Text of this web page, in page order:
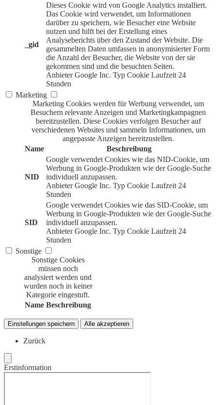
_gid
Dieses Cookie wird von Google Analytics installiert.
Das Cookie wird verwendet, um Informationen
darüber zu speichern, wie Besucher eine Website
nutzen und hilft bei der Erstellung eines
Analyseberichts über den Zustand der Website. Die
gesammelten Daten umfassen in anonymisierter Form
die Anzahl der Besucher, die Website von der sie
gekommen sind und die besuchten Seiten.
Anbieter Google Inc. Typ Cookie Laufzeit 24
Stunden
Marketing
Marketing Cookies werden für Werbung verwendet, um
Besuchern relevante Anzeigen und Marketingkampagnen
bereitzustellen. Diese Cookies verfolgen Besucher auf
verschiedenen Websites und sammeln Informationen, um
angepasste Anzeigen bereitzustellen.
Name
Beschreibung
NID
Google verwendet Cookies wie das NID-Cookie, um
Werbung in Google-Produkten wie der Google-Suche
individuell anzupassen.
Anbieter Google Inc. Typ Cookie Laufzeit 24
Stunden
SID
Google verwendet Cookies wie das SID-Cookie, um
Werbung in Google-Produkten wie der Google-Suche
individuell anzupassen.
Anbieter Google Inc. Typ Cookie Laufzeit 24
Stunden
Sonstige
Sonstige Cookies
müssen noch
analysiert werden und
wurden noch in keiner
Kategorie eingestuft.
Name Beschreibung
Einstellungen speichern Alle akzeptieren
Zurück
Erstinformation